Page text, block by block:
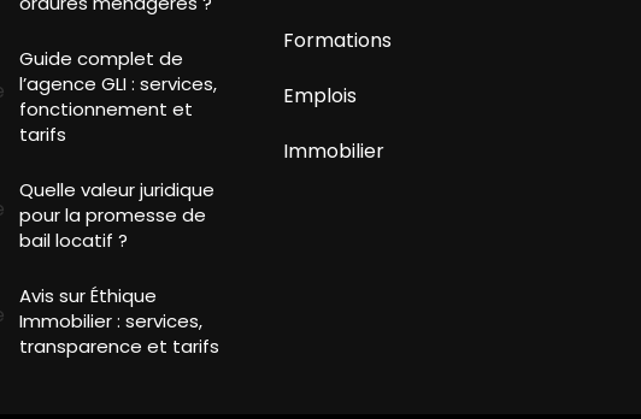
Guide complet de
l’agence GLI : services,
fonctionnement et
tarifs
Quelle valeur juridique
pour la promesse de
bail locatif ?
Avis sur Éthique
Immobilier : services,
transparence et tarifs
Formations
Emplois
Immobilier